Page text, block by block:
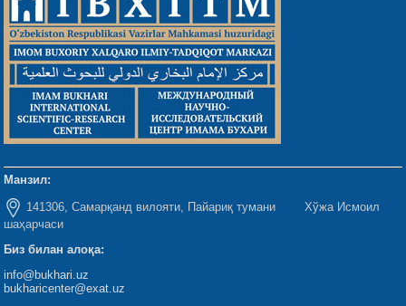
Манзил:
141306, Самарқанд вилояти, Пайариқ тумани Хўжа Исмоил
шаҳарчаси
Биз билан алоқа:
info@bukhari.uz
bukharicenter@exat.uz